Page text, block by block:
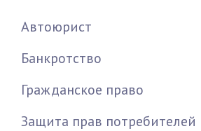
Автоюрист
Банкротство
Гражданское право
Защита прав потребителей